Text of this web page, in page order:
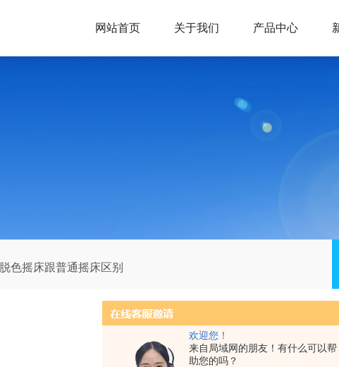
欢迎您！
来自局域网的朋友！有什么可以帮
助您的吗？
网站首页 关于我们 产品中心
脱色摇床跟普通摇床区别